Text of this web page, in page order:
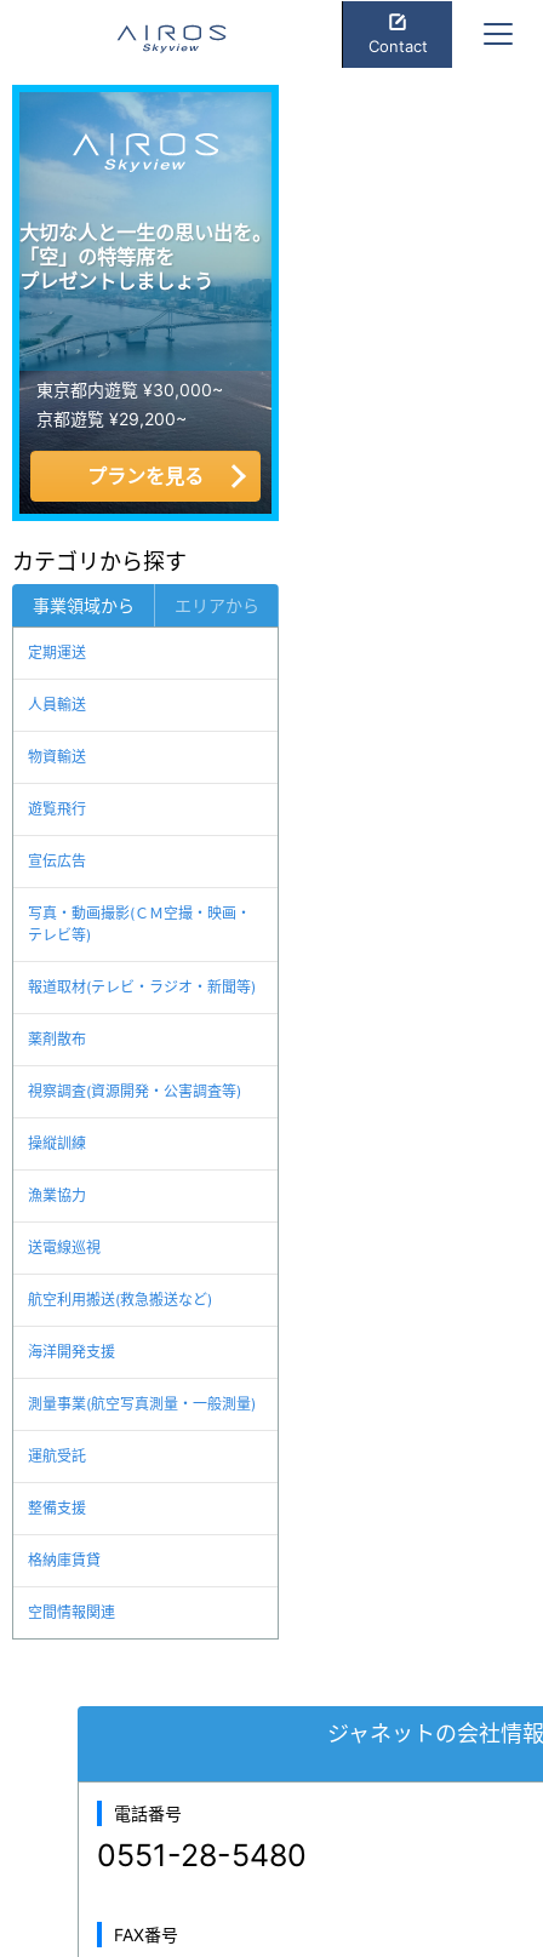
Contact
大切な人と一生の思い出を。
「空」の特等席を
プレゼントしましょう
東京都内遊覧 ¥30,000~
京都遊覧 ¥29,200~
プランを見る
カテゴリから探す
事業領域から エリアから
定期運送
人員輸送
物資輸送
遊覧飛行
宣伝広告
写真・動画撮影(ＣＭ空撮・映画・
テレビ等)
報道取材(テレビ・ラジオ・新聞等)
薬剤散布
視察調査(資源開発・公害調査等)
操縦訓練
漁業協力
送電線巡視
航空利用搬送(救急搬送など)
海洋開発支援
測量事業(航空写真測量・一般測量)
運航受託
整備支援
格納庫賃貸
空間情報関連
ジャネットの会社情報
電話番号
0551-28-5480
FAX番号